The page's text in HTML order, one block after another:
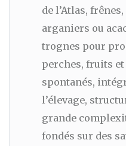
de l’Atlas,
arganiers ou
trognes pour
perches, fruits et
spontanés,
l’élevage,
grande
fondés sur des